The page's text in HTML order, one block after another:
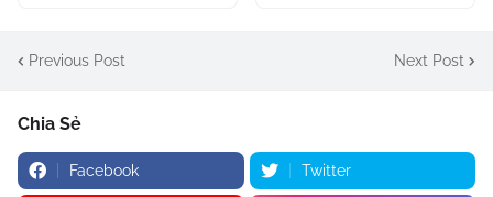
Previous Post Next Post
Chia Sẻ
Facebook Twitter